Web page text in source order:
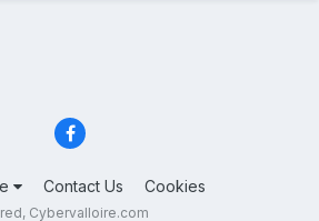
Contact Us Cookies
Cybervalloire.com